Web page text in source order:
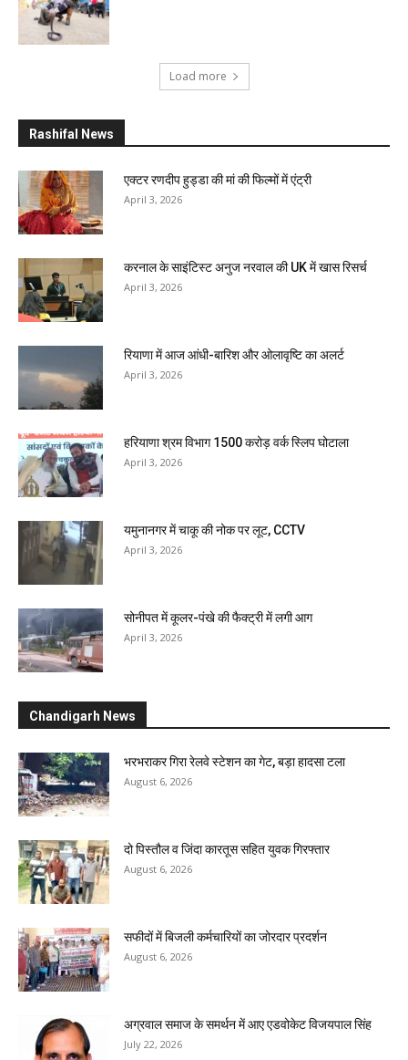
Load more
Rashifal News
एक्टर रणदीप हुड्डा की मां की फिल्मों में एंट्री
April 3, 2026
करनाल के साइंटिस्ट अनुज नरवाल की UK में खास रिसर्च
April 3, 2026
रियाणा में आज आंधी-बारिश और ओलावृष्टि का अलर्ट
April 3, 2026
हरियाणा श्रम विभाग 1500 करोड़ वर्क स्लिप घोटाला
April 3, 2026
यमुनानगर में चाकू की नोक पर लूट, CCTV
April 3, 2026
सोनीपत में कूलर-पंखे की फैक्ट्री में लगी आग
April 3, 2026
Chandigarh News
भरभराकर गिरा रेलवे स्टेशन का गेट, बड़ा हादसा टला
August 6, 2026
दो पिस्तौल व जिंदा कारतूस सहित युवक गिरफ्तार
August 6, 2026
सफीदों में बिजली कर्मचारियों का जोरदार प्रदर्शन
August 6, 2026
अग्रवाल समाज के समर्थन में आए एडवोकेट विजयपाल सिंह
July 22, 2026